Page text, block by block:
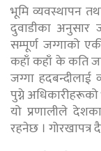
भूमि व्यवस्थापन
दुवाडीका अनुसार
सम्पूर्ण जग्गाको
कहाँ कहाँ के कति
जग्गा
पुग्ने
यो प्रणालीले
रहनेछ ।